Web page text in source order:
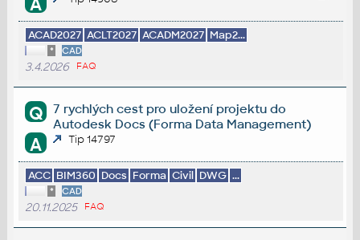
ACAD2027 ACLT2027 ACADM2027 Map2...
* CAD
3.4.2026 FAQ
Q
7 rychlých cest pro uložení projektu do
Autodesk Docs (Forma Data Management)
A Tip 14797
ACC BIM360 Docs Forma Civil DWG ...
* CAD
20.11.2025 FAQ